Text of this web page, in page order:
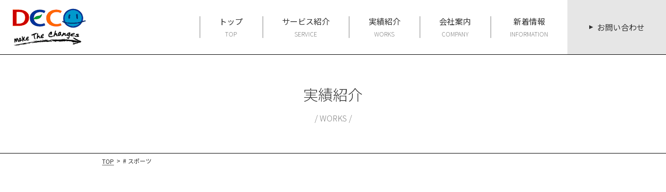
トップ
TOP
サービス紹介
SERVICE
実績紹介
WORKS
会社案内
COMPANY
新着情報
INFORMATION
お問い合わせ
実績紹介
WORKS
TOP > # スポーツ